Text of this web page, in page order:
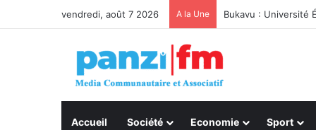
vendredi, août 7 2026 A la Une Bukavu : Université
Accueil Société Economie Sport